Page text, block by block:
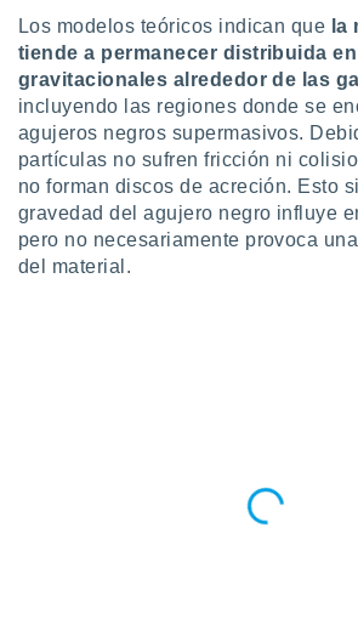
Los modelos teóricos indican que la
tiende a permanecer distribuida
gravitacionales alrededor de las
incluyendo las regiones donde se
agujeros negros supermasivos.
partículas no sufren fricción ni
no forman discos de acreción. Esto
gravedad del agujero negro influye
pero no necesariamente provoca
del material.